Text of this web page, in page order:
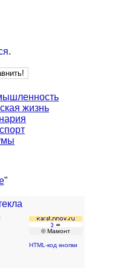
.
жизнь
"
© Мамонт
HTML-код кнопки